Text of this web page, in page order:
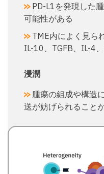
PD-L1を発現した
可能性がある
TME内によく見ら
IL-10、TGFB、IL-4
浸潤
腫瘍の組成や構造
送が妨げられること